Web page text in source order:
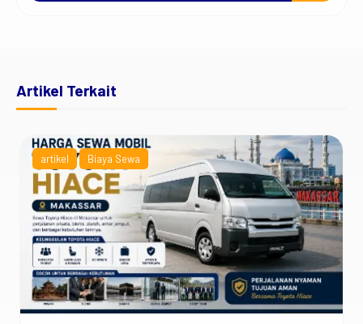
Artikel Terkait
artikel Biaya Sewa